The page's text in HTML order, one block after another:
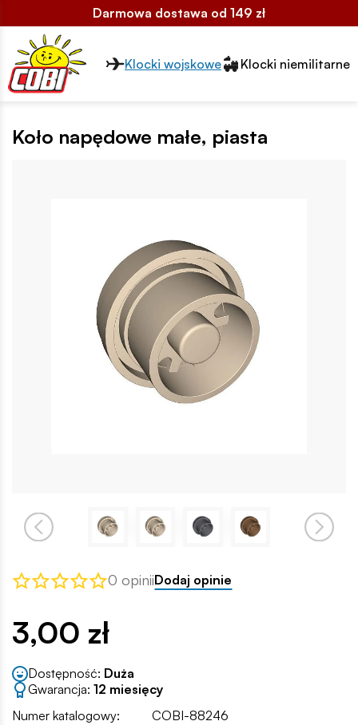
Darmowa dostawa od 149 zł
Przełącznik segmentów2
Klocki wojskowe Klocki niemilitarne
Koło napędowe małe, piasta
0 opiniiDodaj opinie
3,00 zł
Dostępność: Duża
Gwarancja: 12 miesięcy
Numer katalogowy:
COBI-88246